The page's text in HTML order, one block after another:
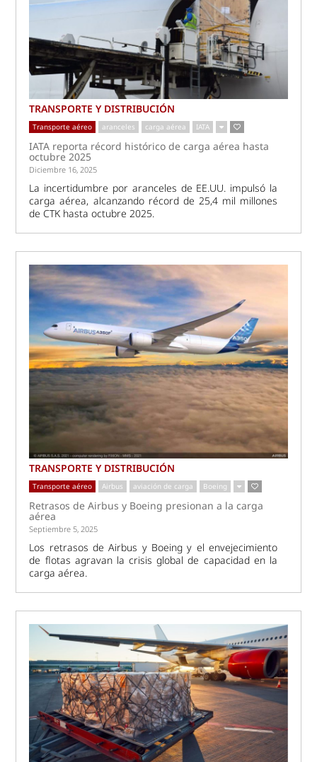
TRANSPORTE Y DISTRIBUCIÓN
Transporte aéreo aranceles carga aérea IATA
IATA reporta récord histórico de carga aérea hasta
octubre 2025
Diciembre 16, 2025
La incertidumbre por aranceles de EE.UU. impulsó la
carga aérea, alcanzando récord de 25,4 mil millones
de CTK hasta octubre 2025.
TRANSPORTE Y DISTRIBUCIÓN
Transporte aéreo Airbus aviación de carga Boeing
Retrasos de Airbus y Boeing presionan a la carga
aérea
Septiembre 5, 2025
Los retrasos de Airbus y Boeing y el envejecimiento
de flotas agravan la crisis global de capacidad en la
carga aérea.